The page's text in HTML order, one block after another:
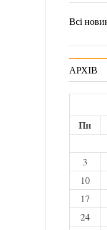
Всі
АРХІВ
Пн
3
10
17
24